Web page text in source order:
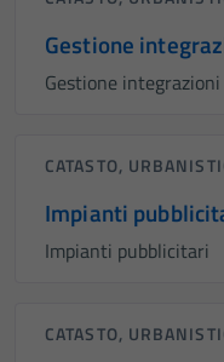
Gestione
Gestione integrazioni
CATASTO,
Impianti
Impianti pubblicitari
CATASTO,